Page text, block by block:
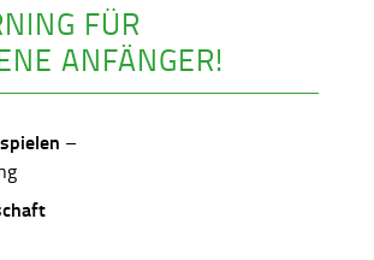
FÜR
ANFÄNGER!
–